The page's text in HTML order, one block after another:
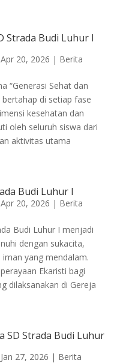
Strada Budi Luhur I
Apr 20, 2026 | Berita
“Generasi Sehat dan
bertahap di setiap fase
kesehatan dan
oleh seluruh siswa dari
aktivitas utama
Budi Luhur I
Apr 20, 2026 | Berita
Budi Luhur I menjadi
dengan sukacita,
yang mendalam.
Ekaristi bagi
dilaksanakan di Gereja
SD Strada Budi Luhur
Jan 27, 2026 | Berita